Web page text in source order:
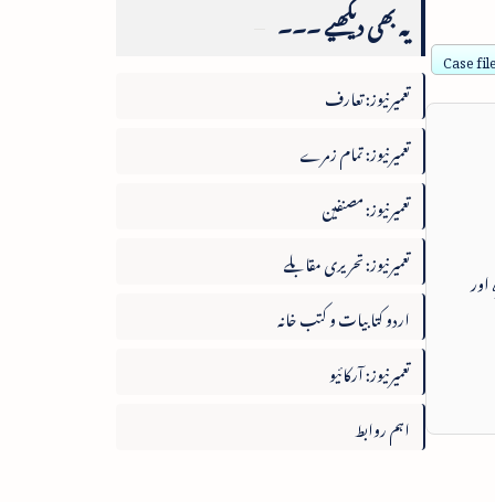
Case
یہ بھی دیکھیے ۔۔۔
تعمیرنیوز: تعارف
تعمیرنیوز: تمام زمرے
تعمیرنیوز: مصنفین
تعمیرنیوز: تحریری مقابلے
اردو کتابیات و کتب خانہ
تعمیرنیوز: آرکائیو
اہم روابط